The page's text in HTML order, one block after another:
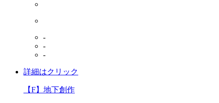
-
-
-
詳細はクリック
【F】地下創作